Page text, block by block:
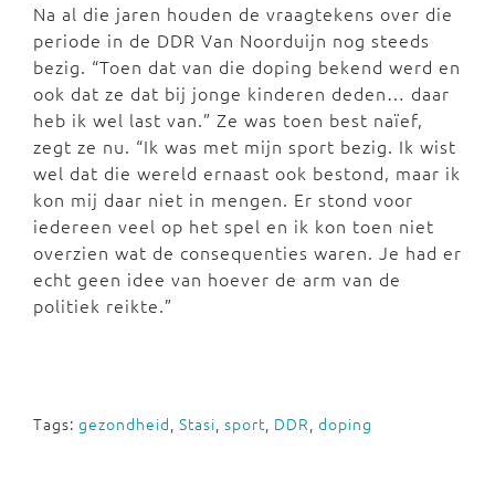
Na al die jaren houden de vraagtekens over die
periode in de DDR Van Noorduijn nog steeds
bezig. “Toen dat van die doping bekend werd en
ook dat ze dat bij jonge kinderen deden… daar
heb ik wel last van.” Ze was toen best naïef,
zegt ze nu. “Ik was met mijn sport bezig. Ik wist
wel dat die wereld ernaast ook bestond, maar ik
kon mij daar niet in mengen. Er stond voor
iedereen veel op het spel en ik kon toen niet
overzien wat de consequenties waren. Je had er
echt geen idee van hoever de arm van de
politiek reikte.”
Tags: gezondheid, Stasi, sport, DDR, doping